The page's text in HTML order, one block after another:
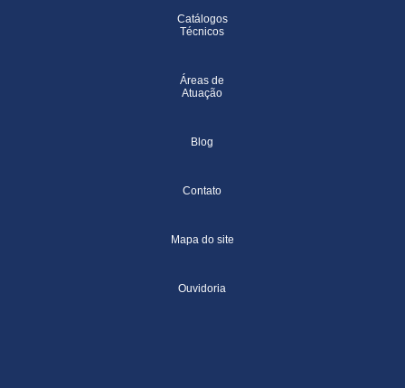
Catálogos
Técnicos
Áreas de
Atuação
Blog
Contato
Mapa do site
Ouvidoria